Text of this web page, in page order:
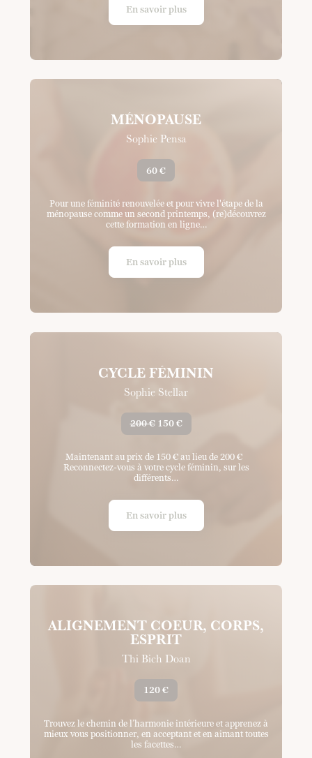
En savoir plus
MÉNOPAUSE
Sophie Pensa
60 €
Pour une féminité renouvelée et pour vivre l'étape de la
ménopause comme un second printemps, (re)découvrez
cette formation en ligne…
En savoir plus
CYCLE FÉMININ
Sophie Stellar
200 €150 €
Maintenant au prix de 150 € au lieu de 200 €
Reconnectez-vous à votre cycle féminin, sur les
différents…
En savoir plus
ALIGNEMENT COEUR, CORPS,
ESPRIT
Thi Bich Doan
120 €
Trouvez le chemin de l’harmonie intérieure et apprenez à
mieux vous positionner, en acceptant et en aimant toutes
les facettes…